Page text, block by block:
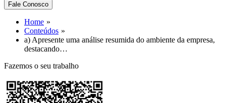
Fale Conosco
Home
Conteúdos
a) Apresente uma análise resumida do ambiente da empresa,
destacando…
Fazemos o seu trabalho